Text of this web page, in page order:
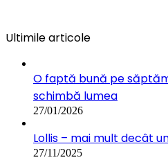
Ultimile articole
O faptă bună pe
schimbă lumea
27/01/2026
Lollis – mai mult decât
27/11/2025